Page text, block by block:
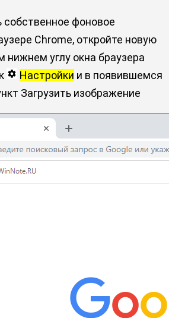
фоновое
Chrome, откройте новую
нижнем углу окна браузера
Настройки и в появившемся
Загрузить изображение